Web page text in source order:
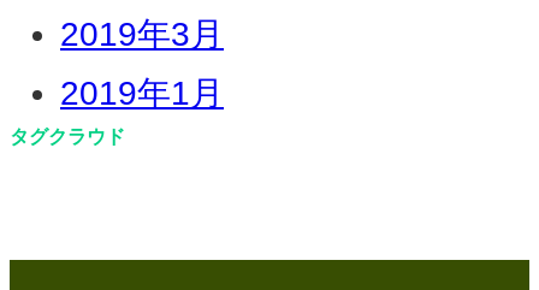
2019年3月
2019年1月
タグクラウド